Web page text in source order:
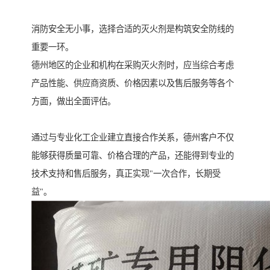
消防安全无小事，选择合适的灭火剂是构筑安全防线的
重要一环。
德州地区的企业和机构在采购灭火剂时，应当综合考虑
产品性能、供应商资质、价格因素以及售后服务等各个
方面，做出全面评估。
通过与专业化工企业建立直接合作关系，德州客户不仅
能够获得质量可靠、价格合理的产品，还能得到专业的
技术支持和售后服务，真正实现"一次合作，长期受
益"。